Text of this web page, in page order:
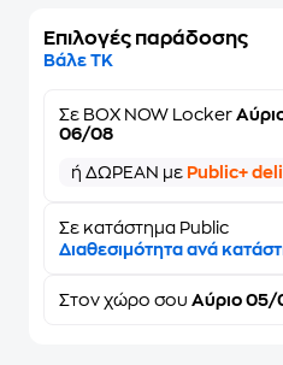
Επιλογές παράδοσης
Βάλε ΤΚ
Σε BOX NOW Locker
06/08
ή ΔΩΡΕΑΝ με Public+
Σε κατάστημα Public
Διαθεσιμότητα ανά
Στον χώρο σου Αύριο 05/